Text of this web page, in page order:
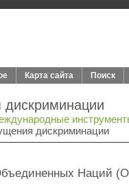
Карта сайта Поиск
дискриминации
Наций